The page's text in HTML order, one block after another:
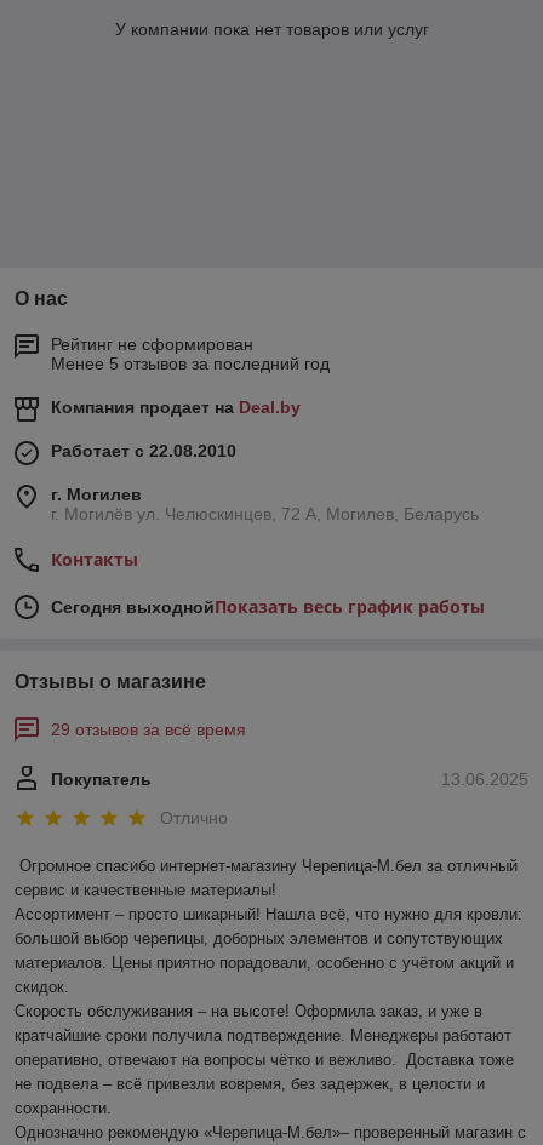
У компании пока нет товаров или услуг
О нас
Рейтинг не сформирован
Менее 5 отзывов за последний год
Компания продает на Deal.by
Работает с 22.08.2010
г. Могилев
г. Могилёв ул. Челюскинцев, 72 А, Могилев, Беларусь
Контакты
Сегодня выходнойПоказать весь график работы
Отзывы о магазине
29 отзывов за всё время
13.06.2025
Покупатель
Отлично
Огромное спасибо интернет-магазину Черепица-М.бел за отличный
сервис и качественные материалы!
Ассортимент – просто шикарный! Нашла всё, что нужно для кровли:
большой выбор черепицы, доборных элементов и сопутствующих
материалов. Цены приятно порадовали, особенно с учётом акций и
скидок.
Скорость обслуживания – на высоте! Оформила заказ, и уже в
кратчайшие сроки получила подтверждение. Менеджеры работают
оперативно, отвечают на вопросы чётко и вежливо.  Доставка тоже
не подвела – всё привезли вовремя, без задержек, в целости и
сохранности.
Однозначно рекомендую «Черепица-М.бел»– проверенный магазин с